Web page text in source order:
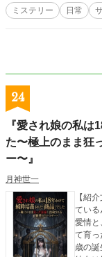
ミステリー 日常
24
『愛され娘の私は
た〜極上のまま狂
ー〜』
月神世一
【紹
ている
愛情と
て育っ
歳の